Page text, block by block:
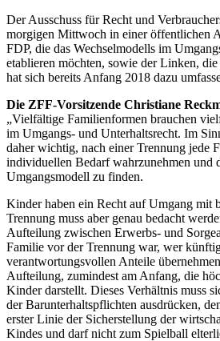
Der Ausschuss für Recht und
morgigen Mittwoch in einer öffentlichen
FDP, die das Wechselmodells im
etablieren möchten, sowie der Linken,
hat sich bereits Anfang 2018 dazu
Die ZFF-Vorsitzende Christiane
„Vielfältige Familienformen brauchen
im Umgangs- und Unterhaltsrecht. Im
daher wichtig, nach einer Trennung jede
individuellen Bedarf wahrzunehmen und
Umgangsmodell zu finden.
Kinder haben ein Recht auf Umgang mit
Trennung muss aber genau bedacht
Aufteilung zwischen Erwerbs- und
Familie vor der Trennung war, wer
verantwortungsvollen Anteile
Aufteilung, zumindest am Anfang, die
Kinder darstellt. Dieses Verhältnis muss
der Barunterhaltspflichten ausdrücken,
erster Linie der Sicherstellung der
Kindes und darf nicht zum Spielball